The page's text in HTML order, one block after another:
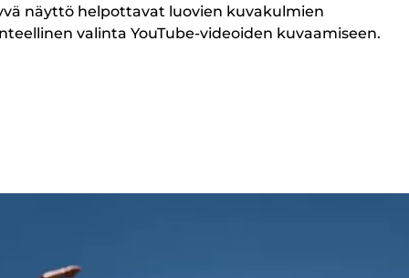
näyttö helpottavat luovien kuvakulmien
valinta YouTube-videoiden kuvaamiseen.